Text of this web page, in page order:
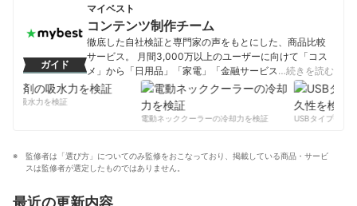
ンチャー文具メーカーを営業、企画面で支援。「文具営
業専門家」、文具道師範代として文具通販「文具道」の
運営。「TVチャンピオン極」文房具王選手権準優勝。
YouTube「文具道師範代」チャンネル。MBA(経営学修
士)。
寺西廣記のプロフィール
ガイド
マイベスト
コンテンツ制作チーム
徹底した自社検証と専門家の声をもとにした、商品比較
サービス。 月間3,000万以上のユーザーに向けて「コス
メ」から「日用品」「家電」「金融サービス」まで、ベ
ストな商品を選んでもらうために、毎日コンテンツを制
コンテンツ制作チームのプロフィール
…続きを読む
の吸水力を検証
電動ネッククーラーの冷却力を検証
USBタイプCケー
監修者は「選び方」についてのみ監修をおこなっており、掲載している商品・サービ
スは監修者が選定したものではありません。
最近の更新内容